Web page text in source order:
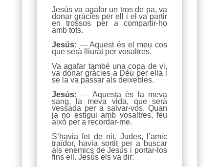
Jesús va agafar un tros de pa, va
donar gràcies per ell i el va partir
en trossos per a compartir-ho
amb tots.
Jesús: — Aquest és el meu cos
que serà lliurat per vosaltres.
Va agafar també una copa de vi,
va donar gràcies a Déu per ella i
se la va passar als deixebles.
Jesús: — Aquesta és la meva
sang, la meva vida, que serà
vessada per a salvar-vos. Quan
ja no estigui amb vosaltres, feu
això per a recordar-me.
S’havia fet de nit. Judes, l’amic
traïdor, havia sortit per a buscar
als enemics de Jesús i portar-los
fins ell. Jesús els va dir: